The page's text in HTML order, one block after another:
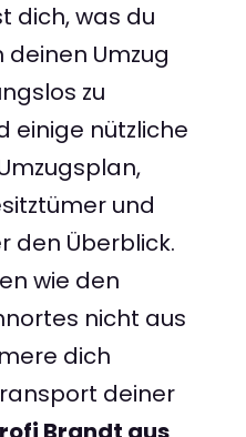
dich, was du
Umzug
zu
einige nützliche
und
den Überblick.
wie den
nicht aus
dich
deiner